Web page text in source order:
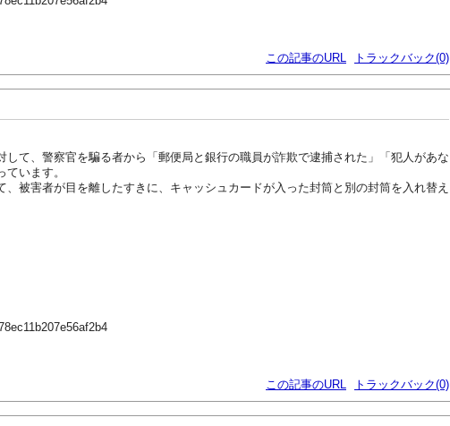
この記事のURL トラックバック(0)
て、警察官を騙る者から「郵便局と銀行の職員が詐欺で逮捕された」「犯人があな
います。
被害者が目を離したすきに、キャッシュカードが入った封筒と別の封筒を入れ替え
この記事のURL トラックバック(0)